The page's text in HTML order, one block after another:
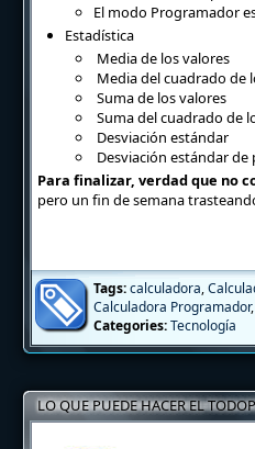
El modo Programador
Estadística
Media de los valores
Media del cuadrado de
Suma de los valores
Suma del cuadrado de
Desviación estándar
Desviación estándar de
Para finalizar, verdad que no
pero un fin de semana
Tags:calculadora,
Calculadora Programador,
Categories: Tecnología
LO QUE PUEDE HACER EL